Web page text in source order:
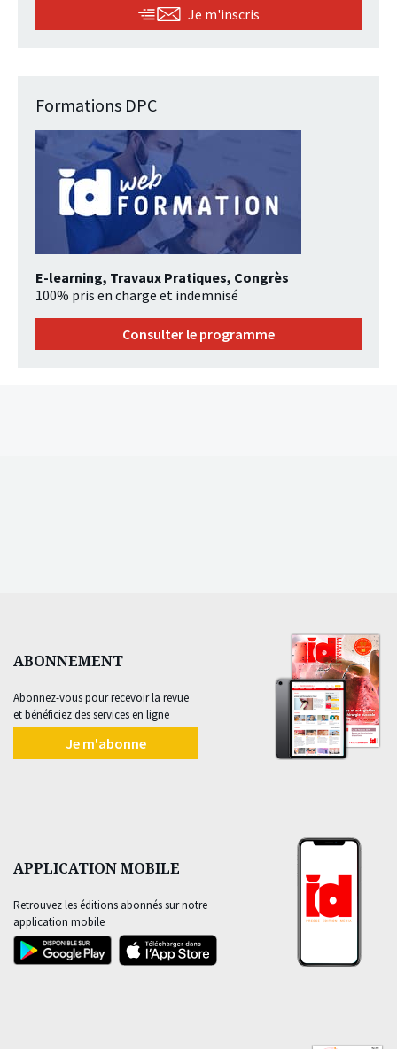
Je m'inscris
Formations DPC
E-learning, Travaux Pratiques, Congrès
100% pris en charge et indemnisé
Consulter le programme
ABONNEMENT
Abonnez-vous pour recevoir la revue
et bénéficiez des services en ligne
Je m'abonne
APPLICATION MOBILE
Retrouvez les éditions abonnés sur notre
application mobile